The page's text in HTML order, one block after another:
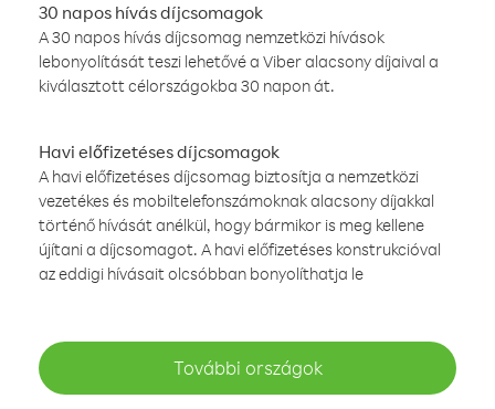
30 napos hívás díjcsomagok
A 30 napos hívás díjcsomag nemzetközi hívások
lebonyolítását teszi lehetővé a Viber alacsony díjaival a
kiválasztott célországokba 30 napon át.
Havi előfizetéses díjcsomagok
A havi előfizetéses díjcsomag biztosítja a nemzetközi
vezetékes és mobiltelefonszámoknak alacsony díjakkal
történő hívását anélkül, hogy bármikor is meg kellene
újítani a díjcsomagot. A havi előfizetéses konstrukcióval
az eddigi hívásait olcsóbban bonyolíthatja le
További országok